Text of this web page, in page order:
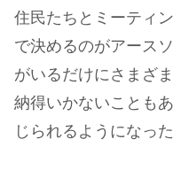
住民たちとミーティ
で決めるのがアース
がいるだけにさまざ
納得いかないことも
じられるようになった